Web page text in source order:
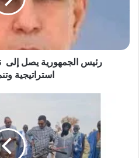
رئيس الجمهورية يصل إلى
استراتيجية